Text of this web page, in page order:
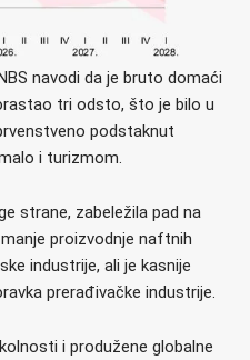
navodi da je bruto domaći
tri odsto, što je bilo u
podstaknut
i turizmom.
strane, zabeležila pad na
proizvodnje naftnih
industrije, ali je kasnije
prerađivačke industrije.
i produžene globalne